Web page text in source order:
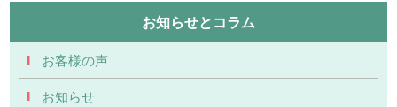
お知らせとコラム
お客様の声
お知らせ